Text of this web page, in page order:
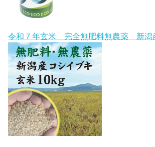
令和７年玄米 完全無肥料無農薬 新潟